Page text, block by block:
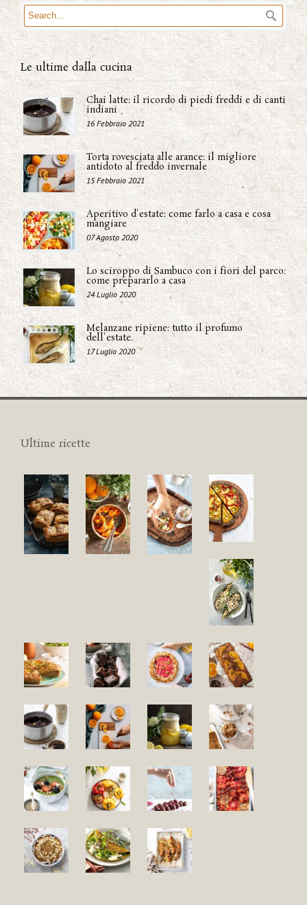
Le ultime dalla cucina
Chai latte: il ricordo di piedi freddi e di canti
indiani
16 Febbraio 2021
Torta rovesciata alle arance: il migliore
antidoto al freddo invernale
15 Febbraio 2021
Aperitivo d'estate: come farlo a casa e cosa
mangiare
07 Agosto 2020
Lo sciroppo di Sambuco con i fiori del parco:
come prepararlo a casa
24 Luglio 2020
Melanzane ripiene: tutto il profumo
dell'estate.
17 Luglio 2020
Ultime ricette